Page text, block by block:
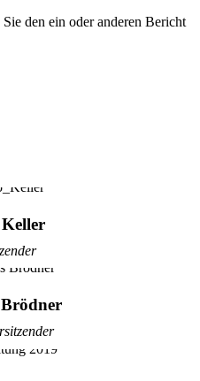
den ein oder anderen Bericht